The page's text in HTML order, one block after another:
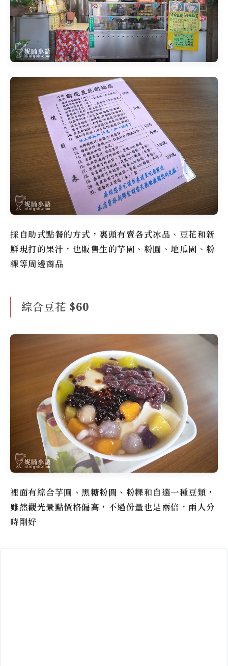
採自助式點餐的方式，裏頭有賣各式冰品、豆花和新
鮮現打的果汁，也販售生的芋園、粉圓、地瓜園、粉
粿等周邊商品
綜合豆花 $60
裡面有綜合芋圓、黑糖粉圓、粉粿和自選一種豆類，
雖然觀光景點價格偏高，不過份量也是兩倍，兩人分
時剛好